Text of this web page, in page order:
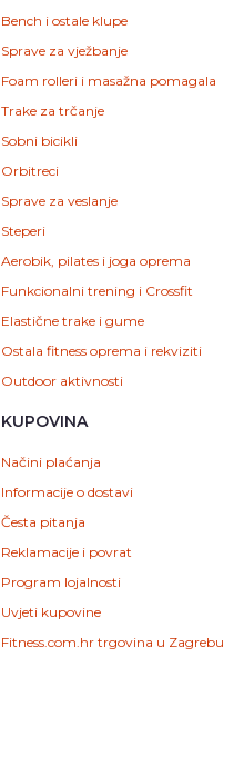
Bench i ostale klupe
Sprave za vježbanje
Foam rolleri i masažna pomagala
Trake za trčanje
Sobni bicikli
Orbitreci
Sprave za veslanje
Steperi
Aerobik, pilates i joga oprema
Funkcionalni trening i Crossfit
Elastične trake i gume
Ostala fitness oprema i rekviziti
Outdoor aktivnosti
KUPOVINA
Načini plaćanja
Informacije o dostavi
Česta pitanja
Reklamacije i povrat
Program lojalnosti
Uvjeti kupovine
Fitness.com.hr trgovina u Zagrebu